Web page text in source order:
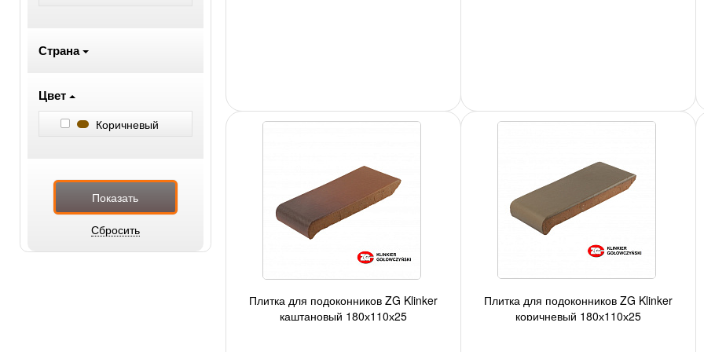
Страна
Цвет
Коричневый
Плитка для подоконников ZG Klinker
каштановый 180х110х25
Плитка для подоконников ZG Klinker
коричневый 180х110х25